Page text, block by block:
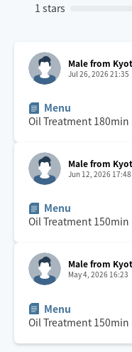
1 stars
Male from
Jul 26, 2026 21:35
Menu
Oil Treatment 180min
Male from
Jun 12, 2026 17:48
Menu
Oil Treatment 150min
Male from
May 4, 2026 16:23
Menu
Oil Treatment 150min